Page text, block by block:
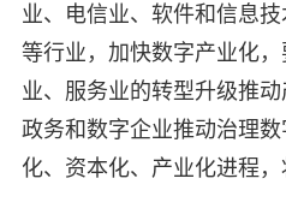
业、电信业、软件和信息
等行业，加快数字产业化
业、服务业的转型升级推
政务和数字企业推动治理
化、资本化、产业化进程，